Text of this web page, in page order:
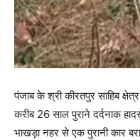
पंजाब के श्री कीरतपुर साहिब
करीब 26 साल पुराने दर्दनाक
भाखड़ा नहर से एक पुरानी कार